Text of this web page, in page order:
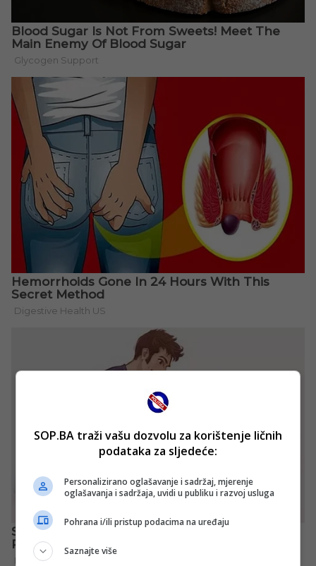
SOP.BA traži vašu dozvolu za korištenje ličnih
podataka za sljedeće:
Personalizirano oglašavanje i sadržaj, mjerenje
oglašavanja i sadržaja, uvidi u publiku i razvoj usluga
Pohrana i/ili pristup podacima na uređaju
Saznajte više